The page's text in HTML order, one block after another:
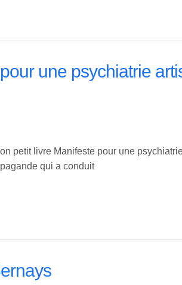
une psychiatrie
petit livre Manifeste pour une
qui a conduit